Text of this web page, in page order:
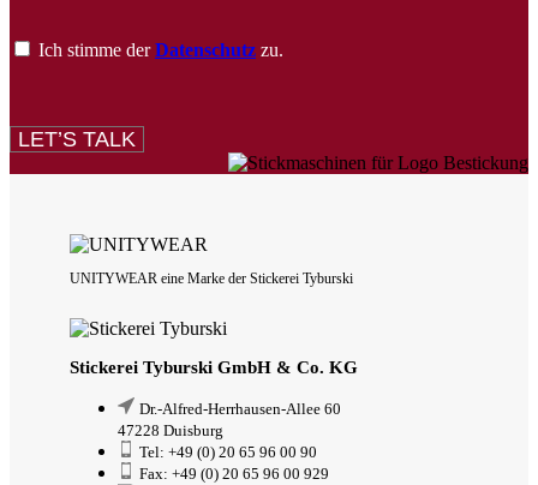
Ich stimme derDatenschutz zu.
LET’S TALK
UNITYWEAR eine Marke der Stickerei Tyburski
Stickerei Tyburski GmbH & Co. KG
Dr.-Alfred-Herrhausen-Allee 60
47228 Duisburg
Tel: +49 (0) 20 65 96 00 90
Fax: +49 (0) 20 65 96 00 929